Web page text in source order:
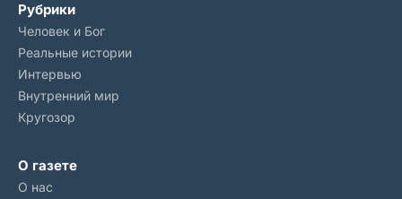
Рубрики
Человек и Бог
Реальные истории
Интервью
Внутренний мир
Кругозор
О газете
О нас